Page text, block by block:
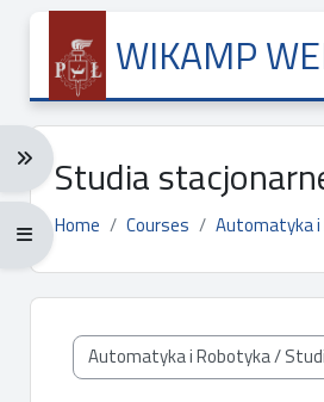
WIKAMP
Expand navigation menu: Ctrl + Alt + →
Expand/collapse full screen menu: Ctrl
Studia
Home Courses Automatyka
Course categories